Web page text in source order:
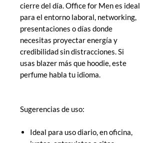
cierre del día. Office for Men es ideal
para el entorno laboral, networking,
presentaciones o días donde
necesitas proyectar energía y
credibilidad sin distracciones. Si
usas blazer más que hoodie, este
perfume habla tu idioma.
Sugerencias de uso:
Ideal para uso diario, en oficina,